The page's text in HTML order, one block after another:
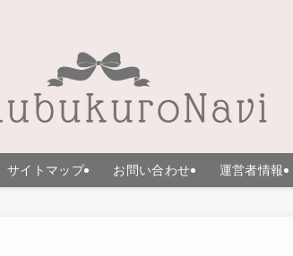
サイトマップ お問い合わせ 運営者情報